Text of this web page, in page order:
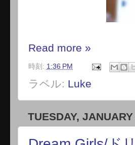
Read more »
時刻: 1:36 PM
ラベル: Luke
TUESDAY,